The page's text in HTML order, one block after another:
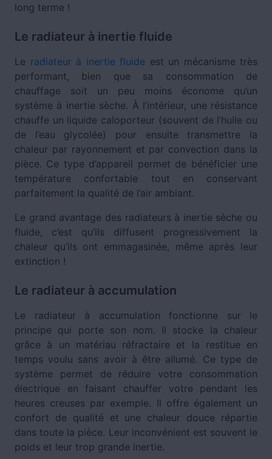
long terme !
Le radiateur à inertie fluide
Le radiateur à inertie fluide est un mécanisme très
performant, bien que sa consommation de
chauffage soit un peu moins économe qu’un
système à inertie sèche. À l’intérieur, une résistance
chauffe un liquide caloporteur (souvent de l’huile ou
de l’eau glycolée) pour ensuite transmettre la
chaleur par rayonnement et par convection dans la
pièce. Ce type d’appareil permet de bénéficier une
température confortable tout en conservant
parfaitement la qualité de l’air ambiant.
Le grand avantage des radiateurs à inertie sèche ou
fluide, c’est qu’ils diffusent progressivement la
chaleur qu’ils ont emmagasinée, même après leur
extinction !
Le radiateur à accumulation
Le radiateur à accumulation fonctionne sur le
principe qui porte son nom. Il stocke la chaleur
grâce à un matériau réfractaire et la restitue en
temps voulu sans avoir à être allumé. Ce type de
système permet de réduire votre consommation
électrique en faisant chauffer votre pendant les
heures creuses par exemple. Il offre également un
confort de qualité et une chaleur douce répartie
dans toute la pièce. Leur inconvénient est souvent le
poids et leur trop grande inertie.